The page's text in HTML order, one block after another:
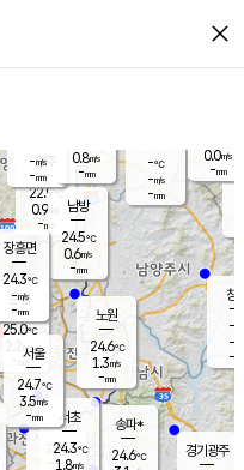
close
양주
22.9℃
0.9
-mm
과천
경기광주
-℃
-m/s
-mm
창
-
-m/
-
0.0m/s
-mm
은평
25.0℃
2.2 m/s
- mm
노원
24.6℃
1.3m/s
-mm
송파*
24.6℃
서초
24.3℃
1.8m/s
남방
24.5℃
0.6m/s
-mm
장흥면
24.3℃
-m/s
-mm
-m/s
-mm
서울
24.7℃
3.5m/s
-mm
0.8m/s
-mm